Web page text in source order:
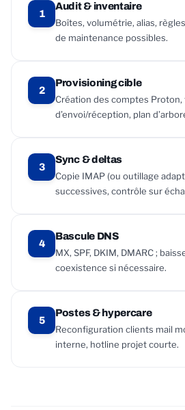
1
Audit & inventaire
Boîtes, volumétrie, alias,
de maintenance possibles.
2
Provisioning cible
Création des comptes Proton,
d’envoi/réception, plan
3
Sync & deltas
Copie IMAP (ou outillage
successives, contrôle sur
4
Bascule DNS
MX, SPF, DKIM, DMARC ;
coexistence si nécessaire.
5
Postes & hypercare
Reconfiguration clients mail
interne, hotline projet courte.